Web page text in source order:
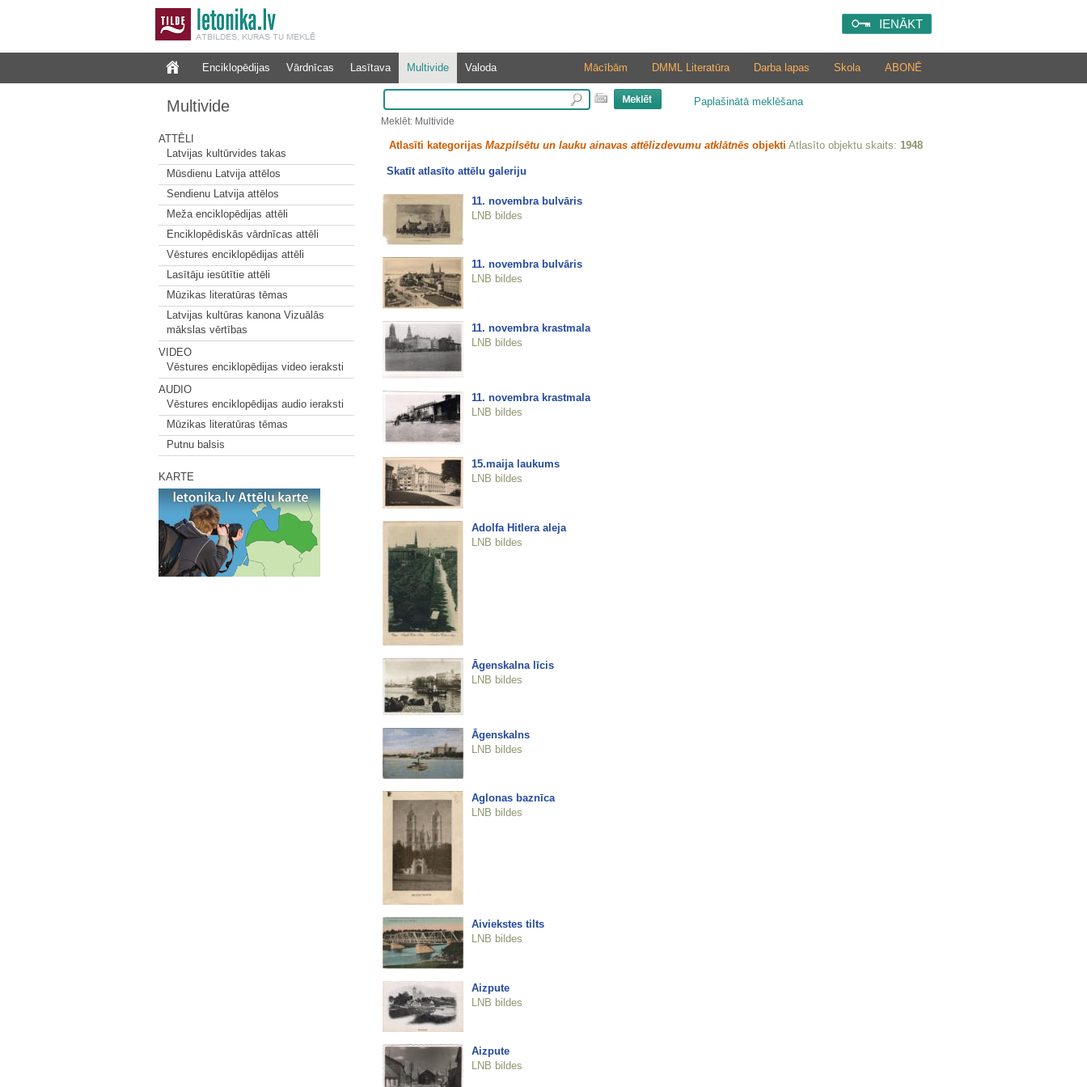
IENĀKT
Enciklopēdijas Vārdnīcas Lasītava Multivide Valoda ABONĒ
Skola
Darba lapas
DMML Literatūra
Mācībām
Multivide
ATTĒLI
Latvijas kultūrvides takas
Mūsdienu Latvija attēlos
Sendienu Latvija attēlos
Meža enciklopēdijas attēli
Enciklopēdiskās vārdnīcas attēli
Vēstures enciklopēdijas attēli
Lasītāju iesūtītie attēli
Mūzikas literatūras tēmas
Latvijas kultūras kanona Vizuālās
mākslas vērtības
VIDEO
Vēstures enciklopēdijas video ieraksti
AUDIO
Vēstures enciklopēdijas audio ieraksti
Mūzikas literatūras tēmas
Putnu balsis
KARTE
Paplašinātā meklēšana
Meklēt: Multivide
Atlasīti kategorijas Mazpilsētu un lauku ainavas attēlizdevumu atklātnēsobjekti Atlasīto objektu skaits: 1948
Skatīt atlasīto attēlu galeriju
11. novembra bulvāris
LNB bildes
11. novembra bulvāris
LNB bildes
11. novembra krastmala
LNB bildes
11. novembra krastmala
LNB bildes
15.maija laukums
LNB bildes
Adolfa Hitlera aleja
LNB bildes
Āgenskalna līcis
LNB bildes
Āgenskalns
LNB bildes
Aglonas baznīca
LNB bildes
Aiviekstes tilts
LNB bildes
Aizpute
LNB bildes
Aizpute
LNB bildes